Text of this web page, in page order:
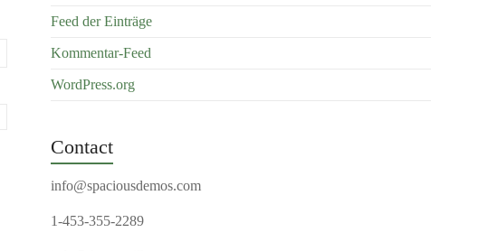
Feed der Einträge
Kommentar-Feed
WordPress.org
Contact
info@spaciousdemos.com
1-453-355-2289